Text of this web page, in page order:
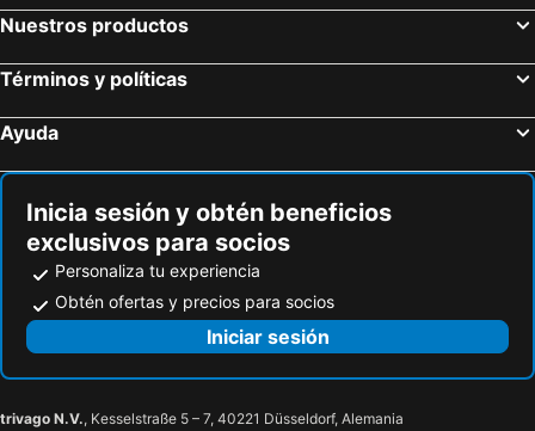
Nuestros productos
Términos y políticas
Ayuda
Inicia sesión y obtén beneficios
exclusivos para socios
Personaliza tu experiencia
Obtén ofertas y precios para socios
Iniciar sesión
trivago N.V., Kesselstraße 5 – 7, 40221 Düsseldorf, Alemania